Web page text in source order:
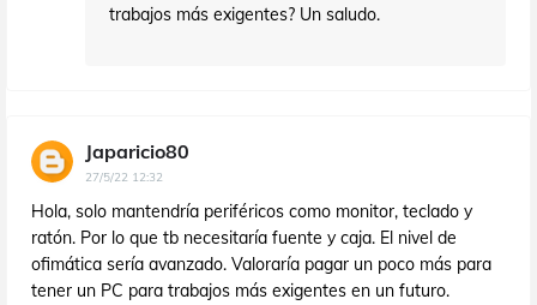
trabajos más exigentes? Un saludo.
Japaricio80
27/5/22 12:32
Hola, solo mantendría periféricos como monitor, teclado y
ratón. Por lo que tb necesitaría fuente y caja. El nivel de
ofimática sería avanzado. Valoraría pagar un poco más para
tener un PC para trabajos más exigentes en un futuro.